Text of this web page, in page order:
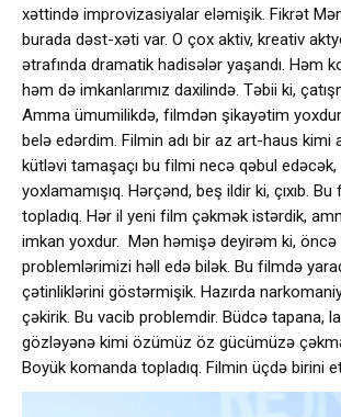
xəttində improvizasiyalar eləmişik. Fikrət
burada dəst-xəti var. O çox aktiv, kreativ
ətrafında dramatik hadisələr yaşandı. Həm
həm də imkanlarımız daxilində. Təbii ki,
Amma ümumilikdə, filmdən şikayətim
belə edərdim. Filmin adı bir az art-haus kimi
kütləvi tamaşaçı bu filmi necə qəbul edəcək,
yoxlamamışıq. Hərçənd, beş ildir ki, çıxıb.
topladıq. Hər il yeni film çəkmək istərdik,
imkan yoxdur. Mən həmişə deyirəm ki, öncə
problemlərimizi həll edə bilək. Bu filmdə
çətinliklərini göstərmişik. Hazırda
çəkirik. Bu vacib problemdir. Büdcə tapana,
gözləyənə kimi özümüz öz gücümüzə
Boyük komanda topladıq. Filmin üçdə birini